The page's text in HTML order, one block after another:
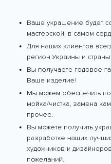
Ваше украшение будет
мастерской, в самом
Для наших клиентов
регион Украины и
Вы получаете годовое
Ваше изделие!
Мы можем обеспечить
мойка/чистка, замена
прочее.
Вы можете получить
разработке наших
художников и
пожеланий.